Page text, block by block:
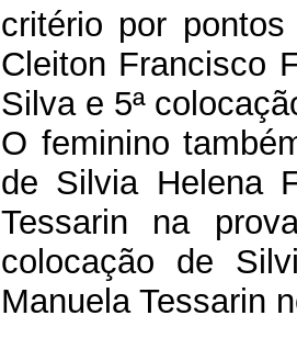
critério por
Cleiton Francisco
Silva e 5ª
O feminino
de Silvia Helena
Tessarin na
colocação de
Manuela Tessarin